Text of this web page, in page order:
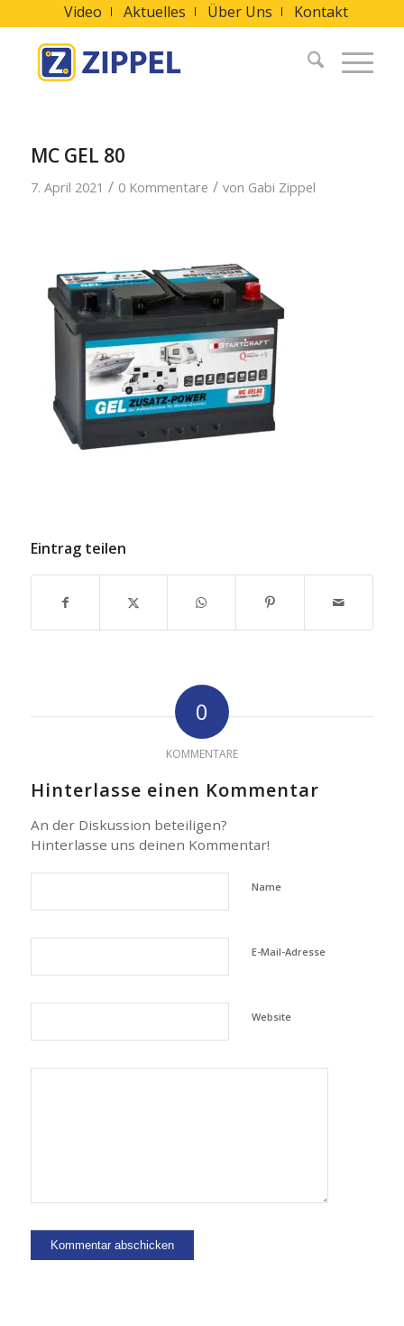
Video Aktuelles Über Uns Kontakt
MC GEL 80
7. April 2021 / 0 Kommentare / von Gabi Zippel
Eintrag teilen
0
KOMMENTARE
Hinterlasse einen Kommentar
An der Diskussion beteiligen?
Hinterlasse uns deinen Kommentar!
Name
E-Mail-Adresse
Website